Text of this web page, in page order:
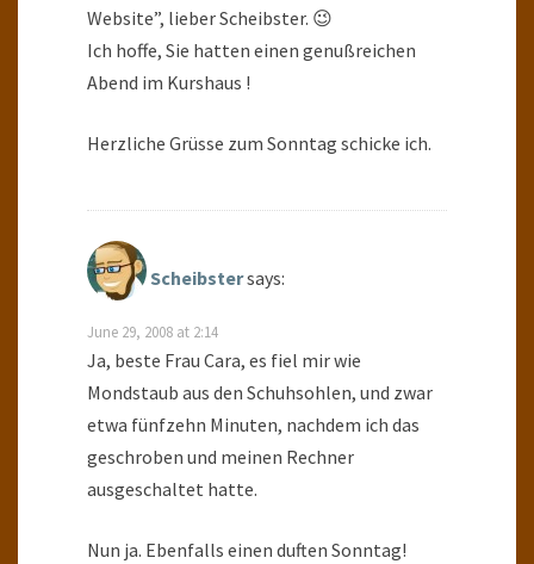
Website”, lieber Scheibster. 😉
Ich hoffe, Sie hatten einen genußreichen
Abend im Kurshaus !
Herzliche Grüsse zum Sonntag schicke ich.
Scheibstersays:
June 29, 2008 at 2:14
Ja, beste Frau Cara, es fiel mir wie
Mondstaub aus den Schuhsohlen, und zwar
etwa fünfzehn Minuten, nachdem ich das
geschroben und meinen Rechner
ausgeschaltet hatte.
Nun ja. Ebenfalls einen duften Sonntag!